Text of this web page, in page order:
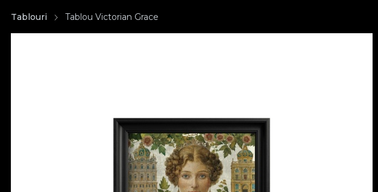
Tablouri Tablou Victorian Grace